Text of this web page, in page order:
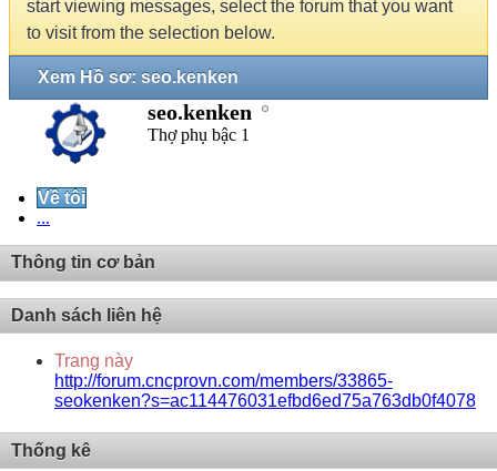
start viewing messages, select the forum that you want
to visit from the selection below.
Xem Hồ sơ: seo.kenken
seo.kenken
Thợ phụ bậc 1
Về tôi
...
Thông tin cơ bản
Danh sách liên hệ
Trang này
http://forum.cncprovn.com/members/33865-
seokenken?s=ac114476031efbd6ed75a763db0f4078
Thống kê